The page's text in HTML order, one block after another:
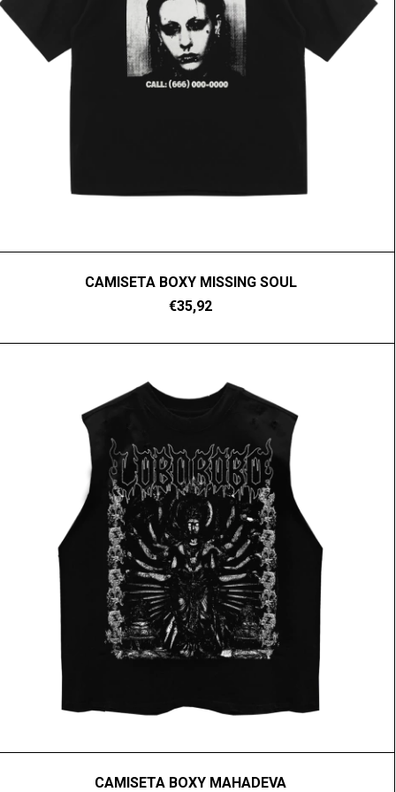
CAMISETA BOXY MISSING SOUL
€35,92
CAMISETA BOXY MAHADEVA